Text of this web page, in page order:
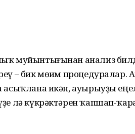
муйынтығынан анализ
– бик мөһим
асыҡлана икән, ауырыуҙы
лә күкрәктәрен ҡапшап-